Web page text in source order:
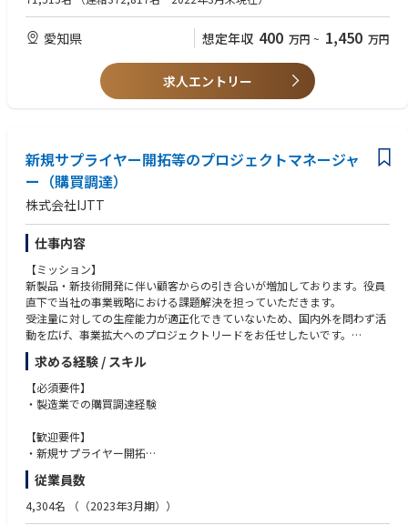
Panasonic Automotive Systemsでのジョブローテーションを実施
・要件確立の責任者（顧客との仕様・日程・優先順位を調整する）
・顧客との信頼関係構築の中心人物（プロジェクト成功に向けて顧客との
関係を維持・強化する）
◆具体的な仕事内容
● 顧客要求の把握・要件化
・顧客要求仕様の確認、調整、交渉
・要件書作成
・開発チームへの要求展開
・利害関係者要求の収集と期待事項の理解
●専門知識
・OEMとの折衝力
・システム全体理解と開発上流工程スキル
・プロジェクトマネジメント能力
●海外交流
・開発推進に際して、北米、中国、欧州など海外メンバと頻繁にやり取り
を実施しています。
・語学だけでなく文化の違いなども学ぶことが可能です。
<航空機部品サプライヤー 品質保証>
・Joby社向け航空機部品の生産事業における顧客対応、市場不具合発生時
の初動対応/再発防止の推進
ミュニケーション
・顧客監査、JISQ9100認証審査の対応事務局
・航空機開発や整備など、空の経験を持つキャリアメンバーと、豊富な自
動車開発、事業経験を持つメンバーのハイブリッド組織。
・当プロジェクト室以外にも社内の多くの部署や米国プロジェクトチーム
と連携しながら、Joby社とのeVTOL開発や品質保証・整備事業企画を推
進。
・航空事業者など社内外の多くのパートナーとも連携し、今までにない事
業(Air Taxi)の確立、将来の空モビリティ事業企画にチャレンジしている。
＜ミッション＞
・2019年よりJoby社との協業を開始し、（創業後3度目の）トヨタの空の
モビリティ実現を目指すプロジェクト。
・更なる快適な移動と新たな社会を多くの人々へお届けするために、開
発、生産、サービス面から空のモビリティ事業を企画、推進。
・開発、生産、事業、全てにおいて新たな取組みであることから「現地現
物」で確認・対策しながらより良いモビリティ社会の構築に繋げる。
とに情報へのアクセス権を管理するなど、情報管理の徹底を図っていま
す。
＜やりがい＞
・100年に一度の大変革と言われる時代の中、従来の枠組みに捉われるこ
となく、多様なバックグラウンドを持つメンバー同士が意見を出し合い進
<WANT＞
■航空機製造事業、航空機整備事業分野での品質管理業務の経験
■ISO9001/IATF16949/JISQ9100の取扱い経験があり、内部監査の対応が
■空のモビリティの安心・安全に向き合う覚悟とそれを実現する拘り
■既存の価値観に捉われず、失敗しても新しいことにチャレンジし続ける
意思、常に課題創造型の思考/異業種から謙虚に学び、常に成長しようと
する姿勢、「変えること」や「変わること」を楽しめる方
愛知県 想定年収 400 万円 ~ 1,450 万円
求人エントリー
新規サプライヤー開拓等のプロジェクトマネージャ
ー（購買調達）
株式会社IJTT
仕事内容
【ミッション】
新製品・新技術開発に伴い顧客からの引き合いが増加しております。役員
直下で当社の事業戦略における課題解決を担っていただきます。
受注量に対しての生産能力が適正化できていないため、国内外を問わず活
動を広げ、事業拡大へのプロジェクトリードをお任せしたいです。
【詳細】
・新規サプライヤー探索の強化
・外注先生産立ち上げ管理
求める経験 / スキル
【必須要件】
・製造業での購買調達経験
【歓迎要件】
・新規サプライヤー開拓
・サプライヤー監査
・工程改善、品質改善、コスト改善
従業員数
4,304名 （（2023年3月期））